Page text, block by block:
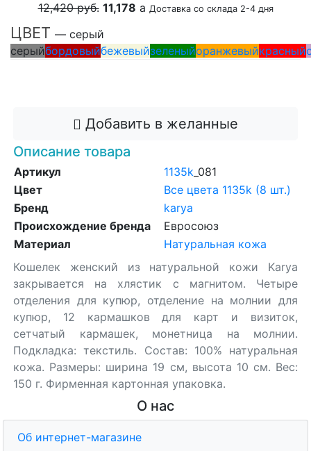
12,420 руб. 11,178 a Доставка со склада 2-4 дня
ЦВЕТ — серый
серыйбордовыйбежевыйзеленыйоранжевыйкрасный
Добавить в желанные
Описание товара
Артикул 1135k _081
Цвет
Все цвета 1135k (8 шт.)
Бренд
karya
Происхождение бренда
Евросоюз
Материал
Натуральная кожа
Кошелек женский из натуральной кожи Karya
закрывается на хлястик с магнитом. Четыре
отделения для купюр, отделение на молнии для
купюр, 12 кармашков для карт и визиток,
сетчатый кармашек, монетница на молнии.
Подкладка: текстиль. Состав: 100% натуральная
кожа. Размеры: ширина 19 см, высота 10 см. Вес:
150 г. Фирменная картонная упаковка.
О нас
Об интернет-магазине